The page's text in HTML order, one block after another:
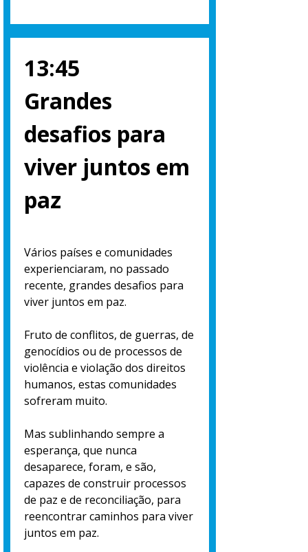
13:45
Grandes
desafios para
viver juntos em
paz
Vários países e comunidades
experienciaram, no passado
recente, grandes desafios para
viver juntos em paz.
Fruto de conflitos, de guerras, de
genocídios ou de processos de
violência e violação dos direitos
humanos, estas comunidades
sofreram muito.
Mas sublinhando sempre a
esperança, que nunca
desaparece, foram, e são,
capazes de construir processos
de paz e de reconciliação, para
reencontrar caminhos para viver
juntos em paz.